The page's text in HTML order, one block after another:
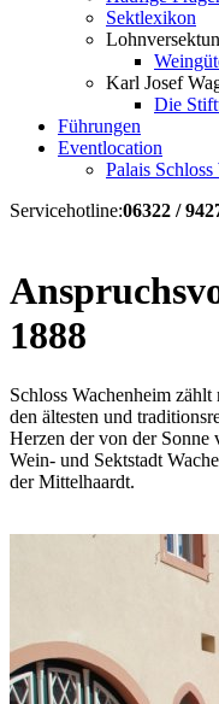
Sektlexikon
Karl Josef
Die
Führungen
Eventlocation
Palais
Servicehotline:06322 /
1888
Schloss Wachenheim
den ältesten und
Herzen der von der
Wein- und Sektstadt
der Mittelhaardt.